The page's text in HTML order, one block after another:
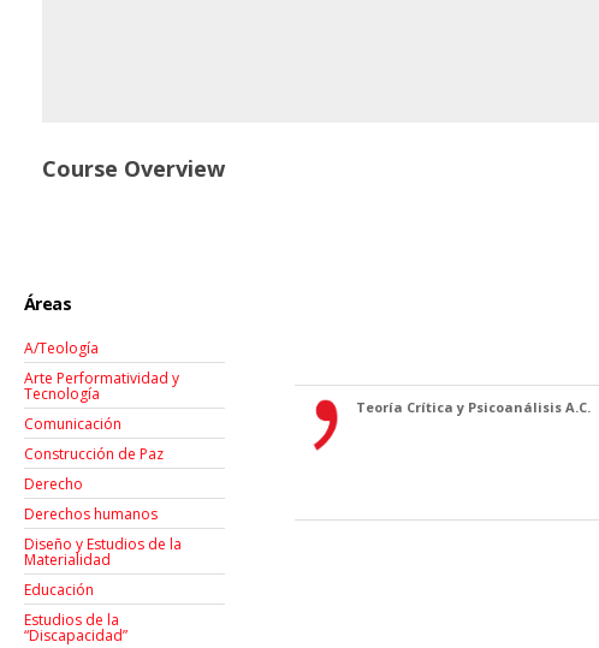
Course Overview
Áreas
A/Teología
Arte Performatividad y
Tecnología
Comunicación
Construcción de Paz
Derecho
Derechos humanos
Diseño y Estudios de la
Materialidad
Educación
Estudios de la
“Discapacidad”
Teoría Crítica y Psicoanálisis A.C.